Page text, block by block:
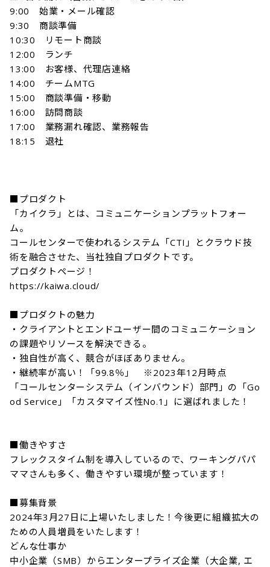
9:00　始業・メール確認
9:30　商談準備
10:30　リモート商談
12:00　ランチ
13:00　お客様、代理店連絡
14:00　チームMTG
15:00　商談準備・移動
16:00　訪問商談
17:00　業務漏れ確認、業務報告
18:15　退社
■プロダクト
「カイクラ」とは、コミュニケーションプラットフォー
ム。
コールセンターで使われるシステム「CTI」とクラウド技
術を融合させた、当社独自プロダクトです。
プロダクトページ！
https://kaiwa.cloud/
■プロダクトの魅力
・クライアントとエンドユーザー間のコミュニケーション
の課題やリソースを解決できる。
・独自性が高く、競合がほぼありません。
・継続率が高い！「99.8％」　※2023年12月時点
「コールセンターシステム（インバウンド）部門」の「Go
od Service」「カスタマイズ性No.1」に選ばれました！
■働きやすさ
フレックスタイム制を導入しているので、ワーキングパパ
ママさんも多く、働きやすい環境が整っています！
■募集背景
2024年3月27日に上場いたしました！今後更に組織拡大の
ための人員増員をいたします！
どんな仕事か
中小企業（SMB）からエンタープライズ企業（大企業, エ